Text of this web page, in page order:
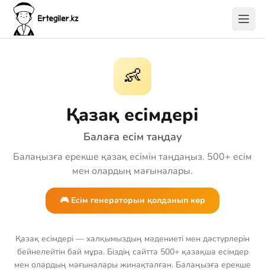
👶
Қазақ есімдері
Балаға есім таңдау
Балаңызға ерекше қазақ есімін таңдаңыз. 500+ есім
мен олардың мағыналары.
🎮 Есім генераторын қолданып көр
Қазақ есімдері — халқымыздың мәдениеті мен дәстүрлерін
бейнелейтін бай мұра. Біздің сайтта 500+ қазақша есімдер
мен олардың мағыналары жинақталған. Балаңызға ерекше